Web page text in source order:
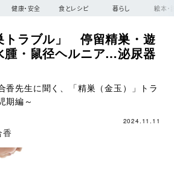
健康・安全 食とレシピ 暮らし 絵本・
トラブル」 停留精巣・遊
腫・鼠径ヘルニア…泌尿器
香先生に聞く、「精巣（金玉）」トラ
編～
2024.11.11
香